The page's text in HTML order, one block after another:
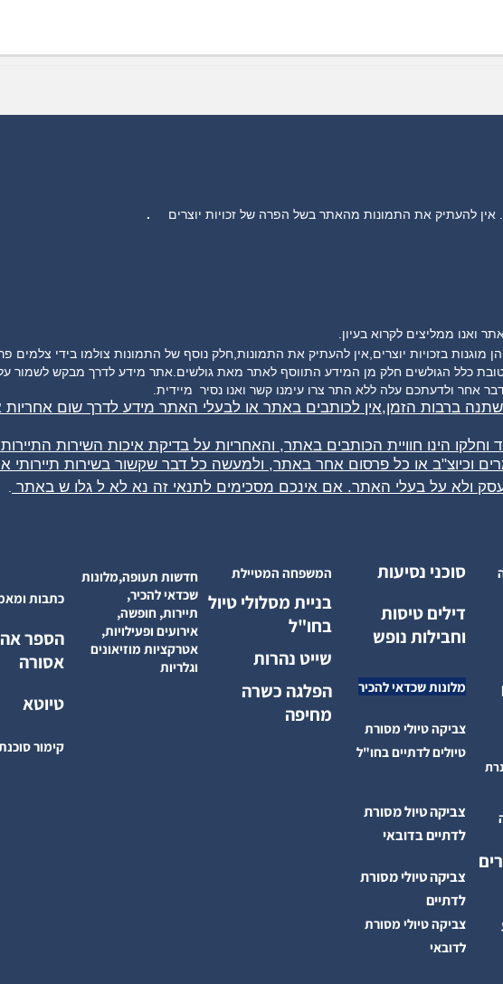
.
ואנו ממליצים לקרוא בעיון.
כלל הגולשים חלק מן המידע התווסף לאתר מאת גולשים.אתר מידע לדרך מבקש לשמור על
אחר ולדעתכם עלה ללא התר צרו עימנו קשר ואנו נסיר מיידית.
ברבות הזמן,אין לכותבים באתר או לבעלי האתר מידע לדרך שום
וחלקו הינו חוויית הכותבים באתר, והאחריות על בדיקת איכות השירות
וכיוצ"ב או כל פרסום אחר באתר, ולמעשה כל דבר שקשור בשירות
ולא על בעלי האתר. אם אינכם מסכימים לתנאי זה נא לא ל גלו ש באתר
סוכני נסיעות
דילים טיסות
וחבילות נופש
מלונות שכדאי להכיר
צביקה טיולי מסורת
טיולים לדתיים בחו"ל
צביקה טיול מסורת
לדתיים בדובאי
צביקה טיולי מסורת
לדתיים
צביקה טיולי מסורת
לדובאי
המשפחה המטיילת
בניית מסלולי טיול
בחו"ל
שייט נהרות
הפלגה כשרה
מחיפה
חדשות תעופה,מלונות
שכדאי להכיר,
תיירות, חופשה,
אירועים ופעילויות,
אטרקציות מוזיאונים
וגלריות
כתבות
הספר
אסורה
טיוטא
קימור